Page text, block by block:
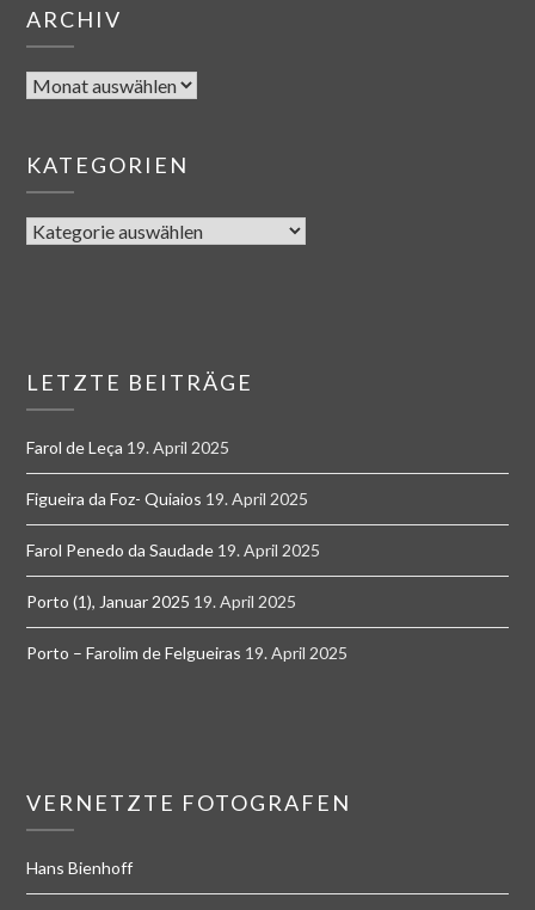
ARCHIV
KATEGORIEN
LETZTE BEITRÄGE
Farol de Leça 19. April 2025
Figueira da Foz- Quiaios 19. April 2025
Farol Penedo da Saudade 19. April 2025
Porto (1), Januar 2025 19. April 2025
Porto – Farolim de Felgueiras 19. April 2025
VERNETZTE FOTOGRAFEN
Hans Bienhoff